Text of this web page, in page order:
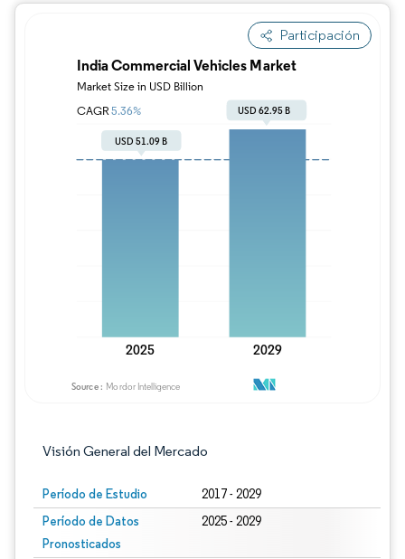
Participación
Visión General del Mercado
Período de Estudio 2017 - 2029
Período de Datos
Pronosticados
2025 - 2029